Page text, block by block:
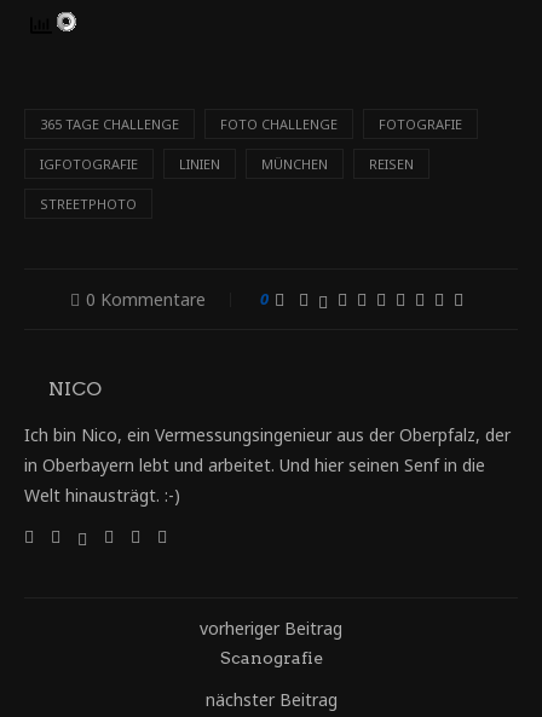
365 TAGE CHALLENGE FOTO CHALLENGE FOTOGRAFIE
IGFOTOGRAFIE LINIEN MÜNCHEN REISEN
STREETPHOTO
0 Kommentare 0
NICO
Ich bin Nico, ein Vermessungsingenieur aus der Oberpfalz, der
in Oberbayern lebt und arbeitet. Und hier seinen Senf in die
Welt hinausträgt. :-)
vorheriger Beitrag
Scanografie
nächster Beitrag